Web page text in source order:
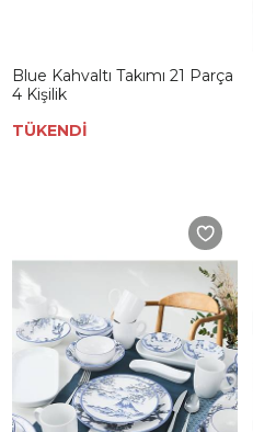
Blue Kahvaltı Takımı 21 Parça
4 Kişilik
TÜKENDİ